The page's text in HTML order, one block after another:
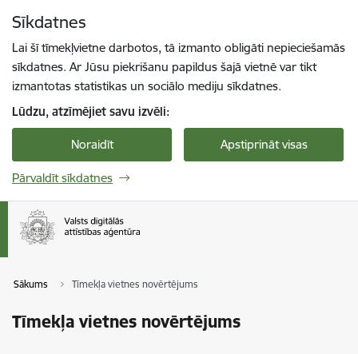
Sīkdatnes
Lai šī tīmekļvietne darbotos, tā izmanto obligāti nepieciešamās
sīkdatnes. Ar Jūsu piekrišanu papildus šajā vietnē var tikt
izmantotas statistikas un sociālo mediju sīkdatnes.
Lūdzu, atzīmējiet savu izvēli:
Noraidīt Apstiprināt visas
Pārvaldīt sīkdatnes
Sākums Tīmekļa vietnes novērtējums
Tīmekļa vietnes novērtējums